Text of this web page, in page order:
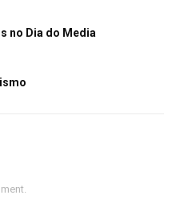
no Dia do Media